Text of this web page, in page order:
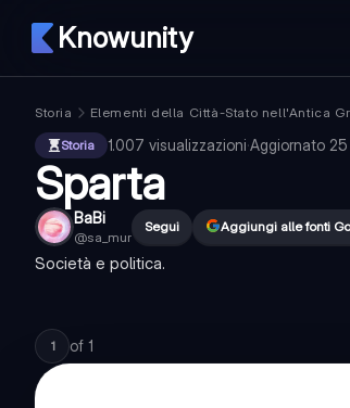
Knowunity
Storia Elementi della Città-Stato nell'Antica
Storia
1.007 visualizzazioni·Aggiornato
Sparta
BaBi
@sa_mur
Segui Aggiungi alle fonti
Società e politica.
1 of 1